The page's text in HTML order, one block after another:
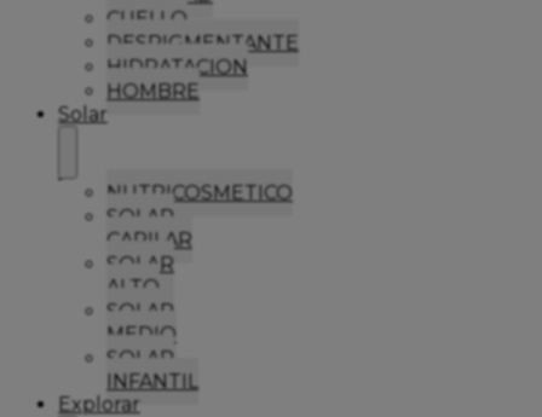
CUELLO
DESPIGMENTANTE
HIDRATACION
HOMBRE
Solar
NUTRICOSMETICO
SOLAR
CAPILAR
SOLAR
ALTO
SOLAR
MEDIO
SOLAR
INFANTIL
Explorar